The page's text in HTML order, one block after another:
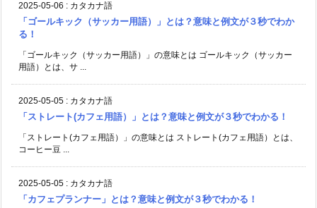
2025-05-06 : カタカナ語
「ゴールキック（サッカー用語）」とは？意味と例文が３秒でわか
る！
「ゴールキック（サッカー用語）」の意味とは ゴールキック（サッカー
用語）とは、サ ...
2025-05-05 : カタカナ語
「ストレート(カフェ用語）」とは？意味と例文が３秒でわかる！
「ストレート(カフェ用語）」の意味とは ストレート(カフェ用語）とは、
コーヒー豆 ...
2025-05-05 : カタカナ語
「カフェプランナー」とは？意味と例文が３秒でわかる！